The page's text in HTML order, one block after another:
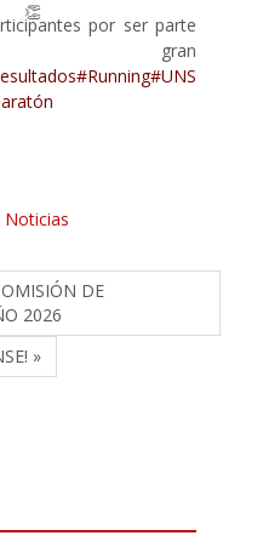
por ser parte
gran
#Running#UNS
Noticias
DE
2026
»